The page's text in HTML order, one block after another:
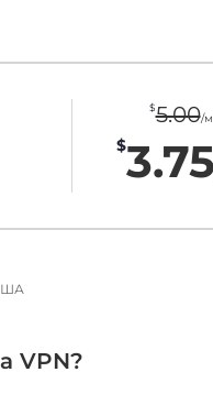
$5.00/
$
VPN?